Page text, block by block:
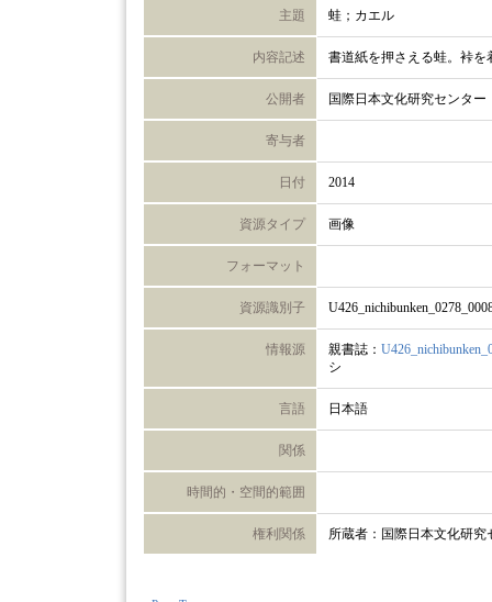
主題 蛙；カエル
内容記述 書道紙を押さえる蛙。裃を
公開者 国際日本文化研究センター
寄与者
日付 2014
資源タイプ 画像
フォーマット
資源識別子
情報源 親書誌：
シ
言語 日本語
関係
時間的・空間的範囲
権利関係 所蔵者：国際日本文化研究